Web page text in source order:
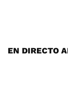
EN DIRECTO